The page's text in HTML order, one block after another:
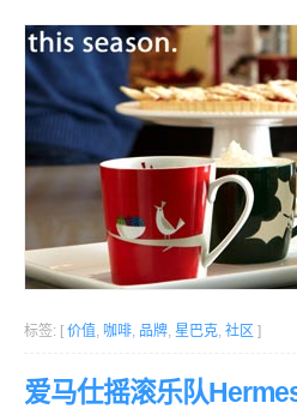
标签: [ 价值, 咖啡, 品牌, 星巴克, 社区 ]
爱马仕摇滚乐队